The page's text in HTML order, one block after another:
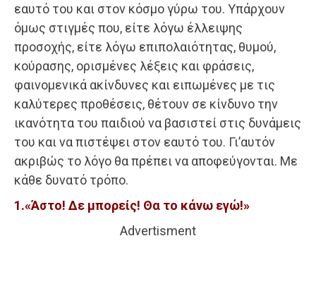
εαυτό του και στον κόσμο γύρω του. Υπάρχουν
όμως στιγμές που, είτε λόγω έλλειψης
προσοχής, είτε λόγω επιπολαιότητας, θυμού,
κούρασης, ορισμένες λέξεις και φράσεις,
φαινομενικά ακίνδυνες και ειπωμένες με τις
καλύτερες προθέσεις, θέτουν σε κίνδυνο την
ικανότητα του παιδιού να βασιστεί στις δυνάμεις
του και να πιστέψει στον εαυτό του. Γι’αυτόν
ακριβώς το λόγο θα πρέπει να αποφεύγονται. Με
κάθε δυνατό τρόπο.
1.«Άστο! Δε μπορείς! Θα το κάνω εγώ!»
Advertisment